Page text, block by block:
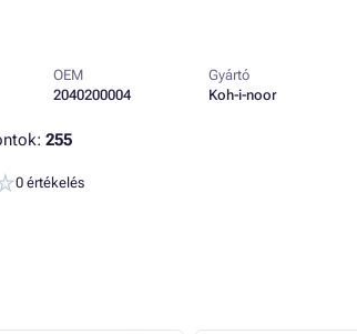
OEM
2040200004
Gyártó
Koh-i-noor
255
0 értékelés